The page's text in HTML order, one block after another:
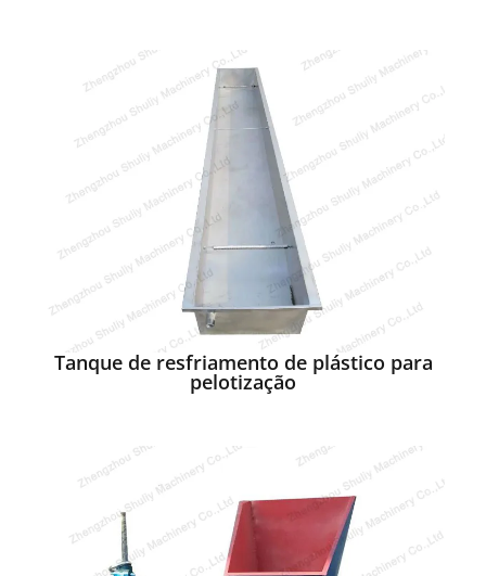
Tanque de resfriamento de plástico para
pelotização